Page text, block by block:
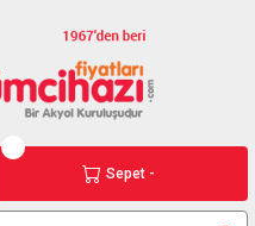
Sepet -